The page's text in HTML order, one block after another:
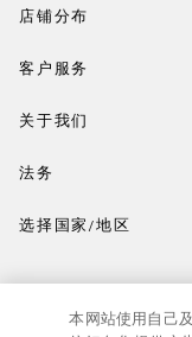
店铺分布
客户服务
关于我们
法务
点击此处选择国家/地区和语言。
选择国家/地区
本网站使用自己